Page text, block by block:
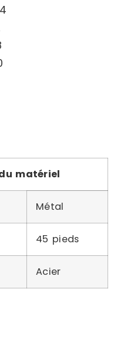
matériel
Métal
45 pieds
Acier